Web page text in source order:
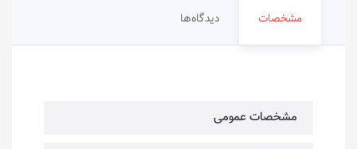
مشخصات دیدگاه‌ها
مشخصات عمومی